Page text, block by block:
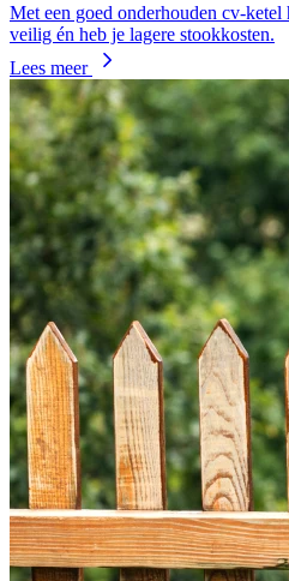
Met een goed onderhouden cv-
veilig én heb je lagere stookkosten.
Lees meer